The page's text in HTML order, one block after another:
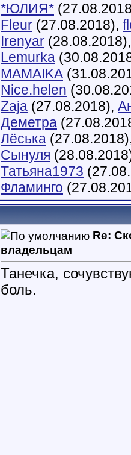
*ЮЛИЯ*
Fleur (27.08.2018),
Irenyar
Lemurka
MAMAIKA
Nice.helen
Zaja (27.08.2018),
Деметра
Лёська
Сынуля
Татьяна1973
Фламинго
Re:
владельцам
Танечка,
боль.